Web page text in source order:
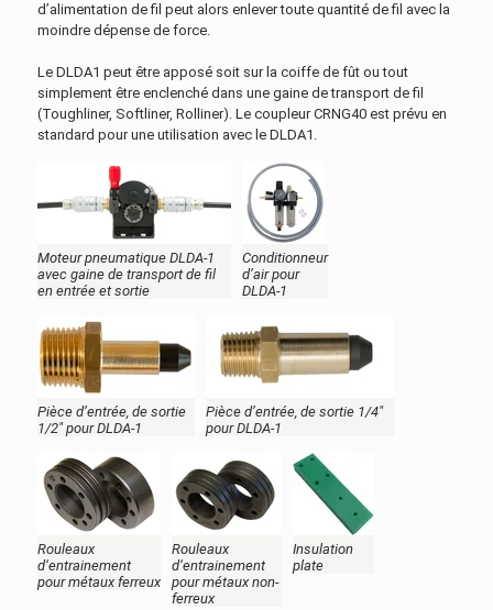
d’alimentation de fil peut alors enlever toute quantité de fil avec la
moindre dépense de force.
Le DLDA1 peut être apposé soit sur la coiffe de fût ou tout
simplement être enclenché dans une gaine de transport de fil
(Toughliner, Softliner, Rolliner). Le coupleur CRNG40 est prévu en
standard pour une utilisation avec le DLDA1.
Moteur pneumatique DLDA-1
avec gaine de transport de fil
en entrée et sortie
Conditionneur
d’air pour
DLDA-1
Pièce d’entrée, de sortie
1/2" pour DLDA-1
Pièce d’entrée, de sortie 1/4"
pour DLDA-1
Rouleaux
d‘entrainement
pour métaux ferreux
Rouleaux
d‘entrainement
pour métaux non-
ferreux
Insulation
plate